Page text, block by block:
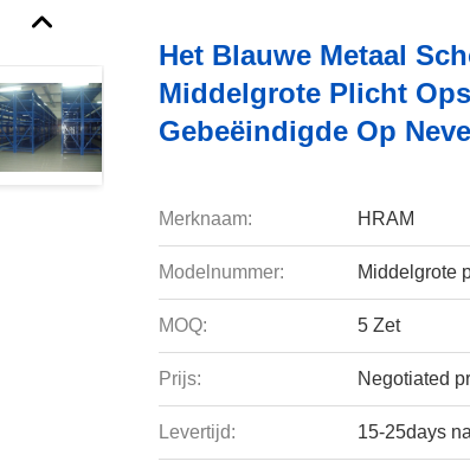
Het Blauwe Metaal
Middelgrote Plicht
Gebeëindigde Op
Merknaam: HRAM
Modelnummer: Middelgrote
MOQ: 5 Zet
Prijs: Negotiated
Levertijd: 15-25days